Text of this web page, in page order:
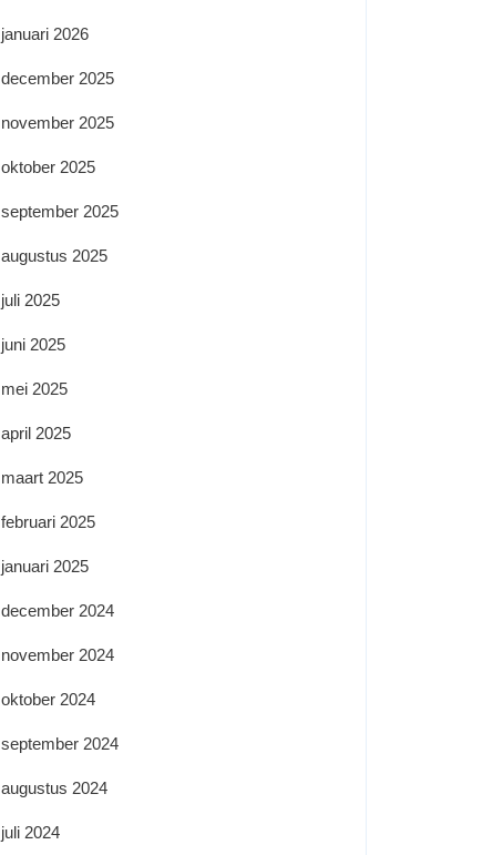
januari 2026
december 2025
november 2025
oktober 2025
september 2025
augustus 2025
juli 2025
juni 2025
mei 2025
april 2025
maart 2025
februari 2025
januari 2025
december 2024
november 2024
oktober 2024
september 2024
augustus 2024
juli 2024